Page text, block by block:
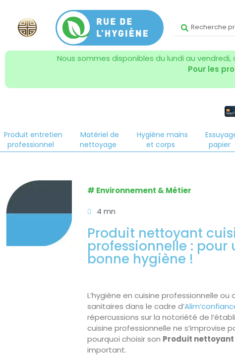
Nous sommes disponibles du lundi au vendredi,
Pour les
Produit entretien
professionnel
Matériel de
nettoyage
Hygiène mains
et corps
papier
# Environnement & Métier
4 mn
Produit nettoyant
professionnelle : pour
bonne hygiène !
L’hygiène en cuisine professionnelle
sanitaires dans le cadre d’
répercussions sur la notoriété de
cuisine professionnelle ne s’improvise
pourquoi choisir son Produit
important.